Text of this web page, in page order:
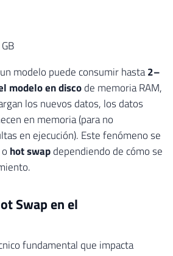
modelo puede consumir hasta2–
modelo en discode memoria RAM,
los nuevos datos, los datos
en memoria (para no
en ejecución). Este fenómeno se
o hot swapdependiendo de cómo se
Swap en el
fundamental que impacta